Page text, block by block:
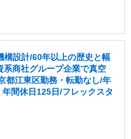
構設計/60年以上の歴史と幅
系商社グループ企業で真空
都江東区勤務・転勤なし/年
間休日125日/フレックスタ